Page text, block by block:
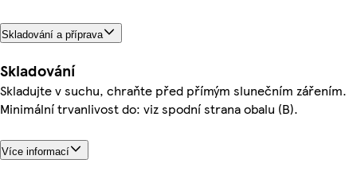
Skladování a příprava
Skladování
Skladujte v suchu, chraňte před přímým slunečním zářením.
Minimální trvanlivost do: viz spodní strana obalu (B).
Více informací